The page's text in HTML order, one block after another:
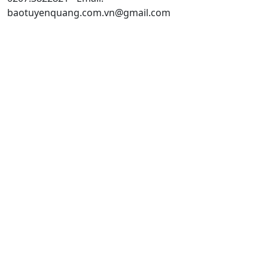
baotuyenquang.com.vn@gmail.com